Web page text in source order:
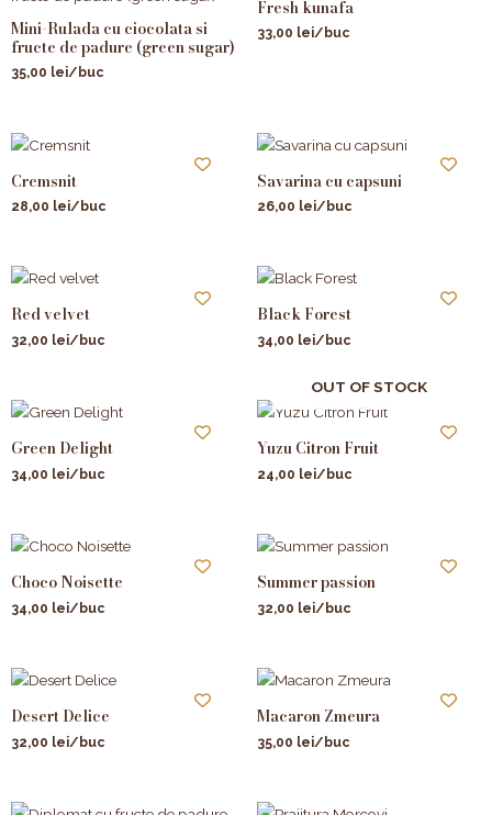
Mini-Rulada cu ciocolata si
fructe de padure (green sugar)
35,00 lei/buc
Fresh kunafa
33,00 lei/buc
Cremsnit
28,00 lei/buc
Savarina cu capsuni
26,00 lei/buc
Red velvet
32,00 lei/buc
Black Forest
34,00 lei/buc
Green Delight
34,00 lei/buc
OUT OF STOCK
Yuzu Citron Fruit
24,00 lei/buc
Choco Noisette
34,00 lei/buc
Summer passion
32,00 lei/buc
Desert Delice
32,00 lei/buc
Macaron Zmeura
35,00 lei/buc